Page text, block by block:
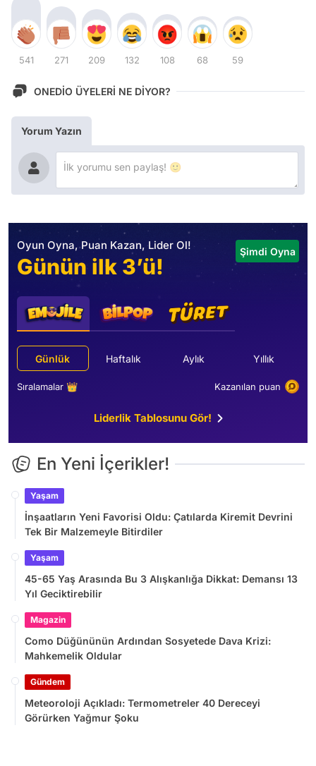
541 271 209 132 108 68 59
ONEDİO ÜYELERİ NE DİYOR?
Yorum Yazın
Oyun Oyna, Puan Kazan, Lider Ol!
Günün ilk 3’ü!
Şimdi Oyna
Günlük Haftalık Aylık Yıllık
Sıralamalar 👑 Kazanılan puan
Liderlik Tablosunu Gör!
En Yeni İçerikler!
Yaşam
İnşaatların Yeni Favorisi Oldu: Çatılarda Kiremit Devrini
Tek Bir Malzemeyle Bitirdiler
Yaşam
45-65 Yaş Arasında Bu 3 Alışkanlığa Dikkat: Demansı 13
Yıl Geciktirebilir
Magazin
Como Düğününün Ardından Sosyetede Dava Krizi:
Mahkemelik Oldular
Gündem
Meteoroloji Açıkladı: Termometreler 40 Dereceyi
Görürken Yağmur Şoku